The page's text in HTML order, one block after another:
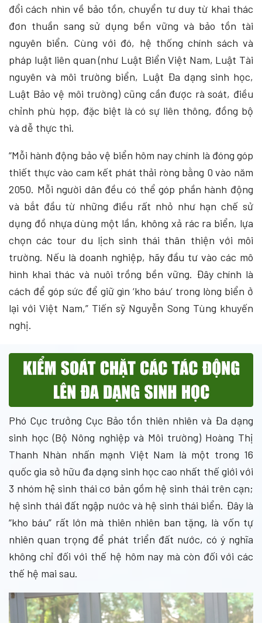
đổi cách nhìn về bảo tồn, chuyển tư duy từ khai thác
đơn thuần sang sử dụng bền vững và bảo tồn tài
nguyên biển. Cùng với đó, hệ thống chính sách và
pháp luật liên quan (như Luật Biển Việt Nam, Luật Tài
nguyên và môi trường biển, Luật Đa dạng sinh học,
Luật Bảo vệ môi trường) cũng cần được rà soát, điều
chỉnh phù hợp, đặc biệt là có sự liên thông, đồng bộ
và dễ thực thi.
“Mỗi hành động bảo vệ biển hôm nay chính là đóng góp
thiết thực vào cam kết phát thải ròng bằng 0 vào năm
2050. Mỗi người dân đều có thể góp phần hành động
và bắt đầu từ những điều rất nhỏ như hạn chế sử
dụng đồ nhựa dùng một lần, không xả rác ra biển, lựa
chọn các tour du lịch sinh thái thân thiện với môi
trường. Nếu là doanh nghiệp, hãy đầu tư vào các mô
hình khai thác và nuôi trồng bền vững. Đây chính là
cách để góp sức để giữ gìn ‘kho báu’ trong lòng biển ở
lại với Việt Nam,” Tiến sỹ Nguyễn Song Tùng khuyến
nghị.
Phó Cục trưởng Cục Bảo tồn thiên nhiên và Đa dạng
sinh học (Bộ Nông nghiệp và Môi trường) Hoàng Thị
Thanh Nhàn nhấn mạnh Việt Nam là một trong 16
quốc gia sở hữu đa dạng sinh học cao nhất thế giới với
3 nhóm hệ sinh thái cơ bản gồm hệ sinh thái trên cạn;
hệ sinh thái đất ngập nước và hệ sinh thái biển. Đây là
“kho báu” rất lớn mà thiên nhiên ban tặng, là vốn tự
nhiên quan trọng để phát triển đất nước, có ý nghĩa
không chỉ đối với thế hệ hôm nay mà còn đối với các
thế hệ mai sau.